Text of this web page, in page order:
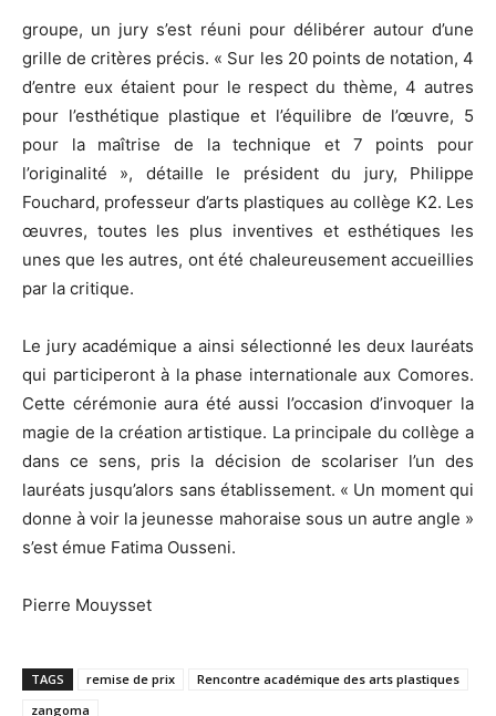
groupe, un jury s’est réuni pour délibérer autour d’une
grille de critères précis. « Sur les 20 points de notation, 4
d’entre eux étaient pour le respect du thème, 4 autres
pour l’esthétique plastique et l’équilibre de l’œuvre, 5
pour la maîtrise de la technique et 7 points pour
l’originalité », détaille le président du jury, Philippe
Fouchard, professeur d’arts plastiques au collège K2. Les
œuvres, toutes les plus inventives et esthétiques les
unes que les autres, ont été chaleureusement accueillies
par la critique.
Le jury académique a ainsi sélectionné les deux lauréats
qui participeront à la phase internationale aux Comores.
Cette cérémonie aura été aussi l’occasion d’invoquer la
magie de la création artistique. La principale du collège a
dans ce sens, pris la décision de scolariser l’un des
lauréats jusqu’alors sans établissement. « Un moment qui
donne à voir la jeunesse mahoraise sous un autre angle »
s’est émue Fatima Ousseni.
Pierre Mouysset
TAGS remise de prix
Rencontre académique des arts plastiques
zangoma